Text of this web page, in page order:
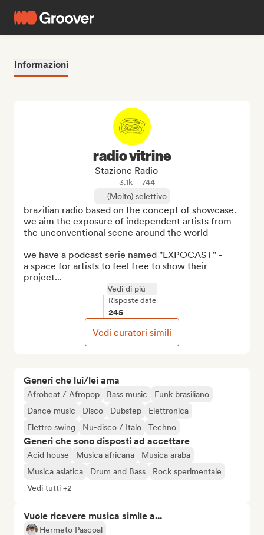
Informazioni
Generi che lui/lei ama
Afrobeat / Afropop Bass music
Funk brasiliano
Dance music
Disco Dubstep
Elettronica
Elettro swing
Nu-disco / Italo Techno
Generi che sono disposti ad accettare
Acid house Musica africana
Musica araba
Musica asiatica
Drum and Bass
Rock sperimentale
Vedi tutti +2
Vuole ricevere musica simile a...
Hermeto Pascoal
radio vitrine
Stazione Radio
3.1k
744
(Molto) selettivo
brazilian radio based on the concept of showcase.
we aim the exposure of independent artists from
the unconventional scene around the world
we have a podcast serie named "EXPOCAST" -
a space for artists to feel free to show their
project...
Vedi di più
Risposte date
245
Vedi curatori simili